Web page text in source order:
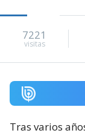
7221
visitas
Tras varios